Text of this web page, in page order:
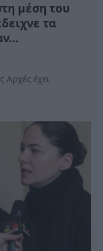
μέση του
τα
Αρχές έχει